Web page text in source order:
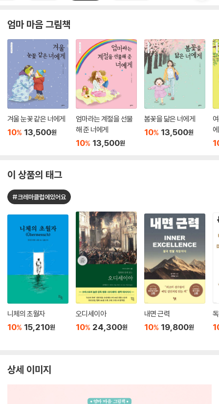
엄마 마음 그림책
겨울 눈꽃 같은 너에게
10% 13,500원
엄마라는 계절을 선물
해 준 너에게
10% 13,500원
봄꽃을 닮은 너에게
10% 13,500원
이 상품의 태그
#크레마클럽에있어요
니체의 초월자
10% 15,210원
오디세이아
10% 24,300원
내면 근력
10% 19,800원
상세 이미지